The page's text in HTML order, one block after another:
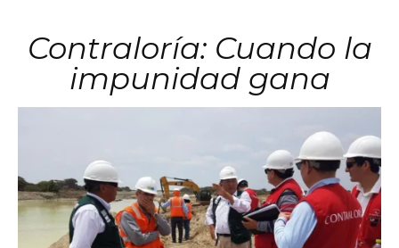
Contraloría: Cuando la
impunidad gana